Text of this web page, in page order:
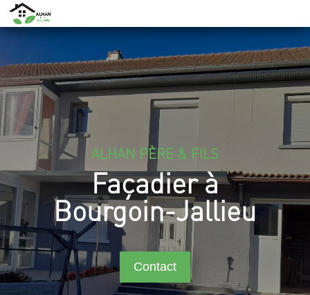
ALHAN PÈRE & FILS
Façadier à
Bourgoin-Jallieu
Contact